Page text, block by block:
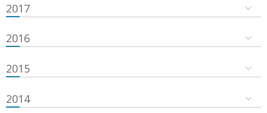
2017
2016
2015
2014